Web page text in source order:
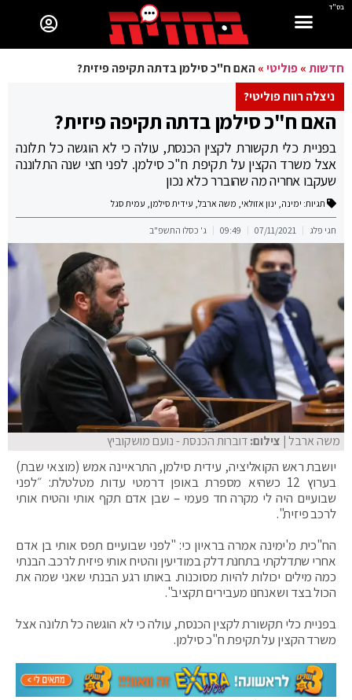
בס"ד
חדשות»פוליטי»האם ח"כ סילמן בדתה תקיפה פיזית?
ניצלה רווח פוליטי?
האם ח"כ סילמן בדתה תקיפה פיזית?
בפניית כלי תקשורת לקצין הכנסת, עולה כי לא הוגשה כל תלונה
אצל משרד הקצין על תקיפת ח"כ סילמן. לפני חצי שנה התלוננה
שעקבו אחריה מה שהוברר כלא נכון
תגיות: ימינה, ינון אזולאי, משה ארבל, עידית סילמן, עמית סגל
חגי פלג 07/11/2021
09:49 ג' כסלו התשפ"ב
משה ארבל| צילום:דוברות הכנסת - נועם מושקוביץ
יושבת ראש הקואליציה, עידית סילמן, התראיינה אמש (מוצאי שבת)
בערוץ 12 כשהיא מספרת באופן דרמטי עדות מטלטלת: ״לפני
שבועיים היה לי מקרה חד פעמי – שבן אדם תקף אותי והטיח אותי
לרכב פיזית".
הח"כית מ'ימינה אמרה בראיון כי: "לפני שבועיים תפס אותי בן אדם
אחרי שתדלקתי בתחנת דלק במודיעין והטיח אותי פיזית לרכב. הבנתי
כמה מילים יכולות להיות מסוכנות. באותו רגע הבנתי שאני שמה את
הכול בצד ושאנחנו מעבירים תקציב".
בפניית כלי תקשורת לקצין הכנסת, עולה כי לא הוגשה כל תלונה אצל
משרד הקצין על תקיפת ח"כ סילמן.